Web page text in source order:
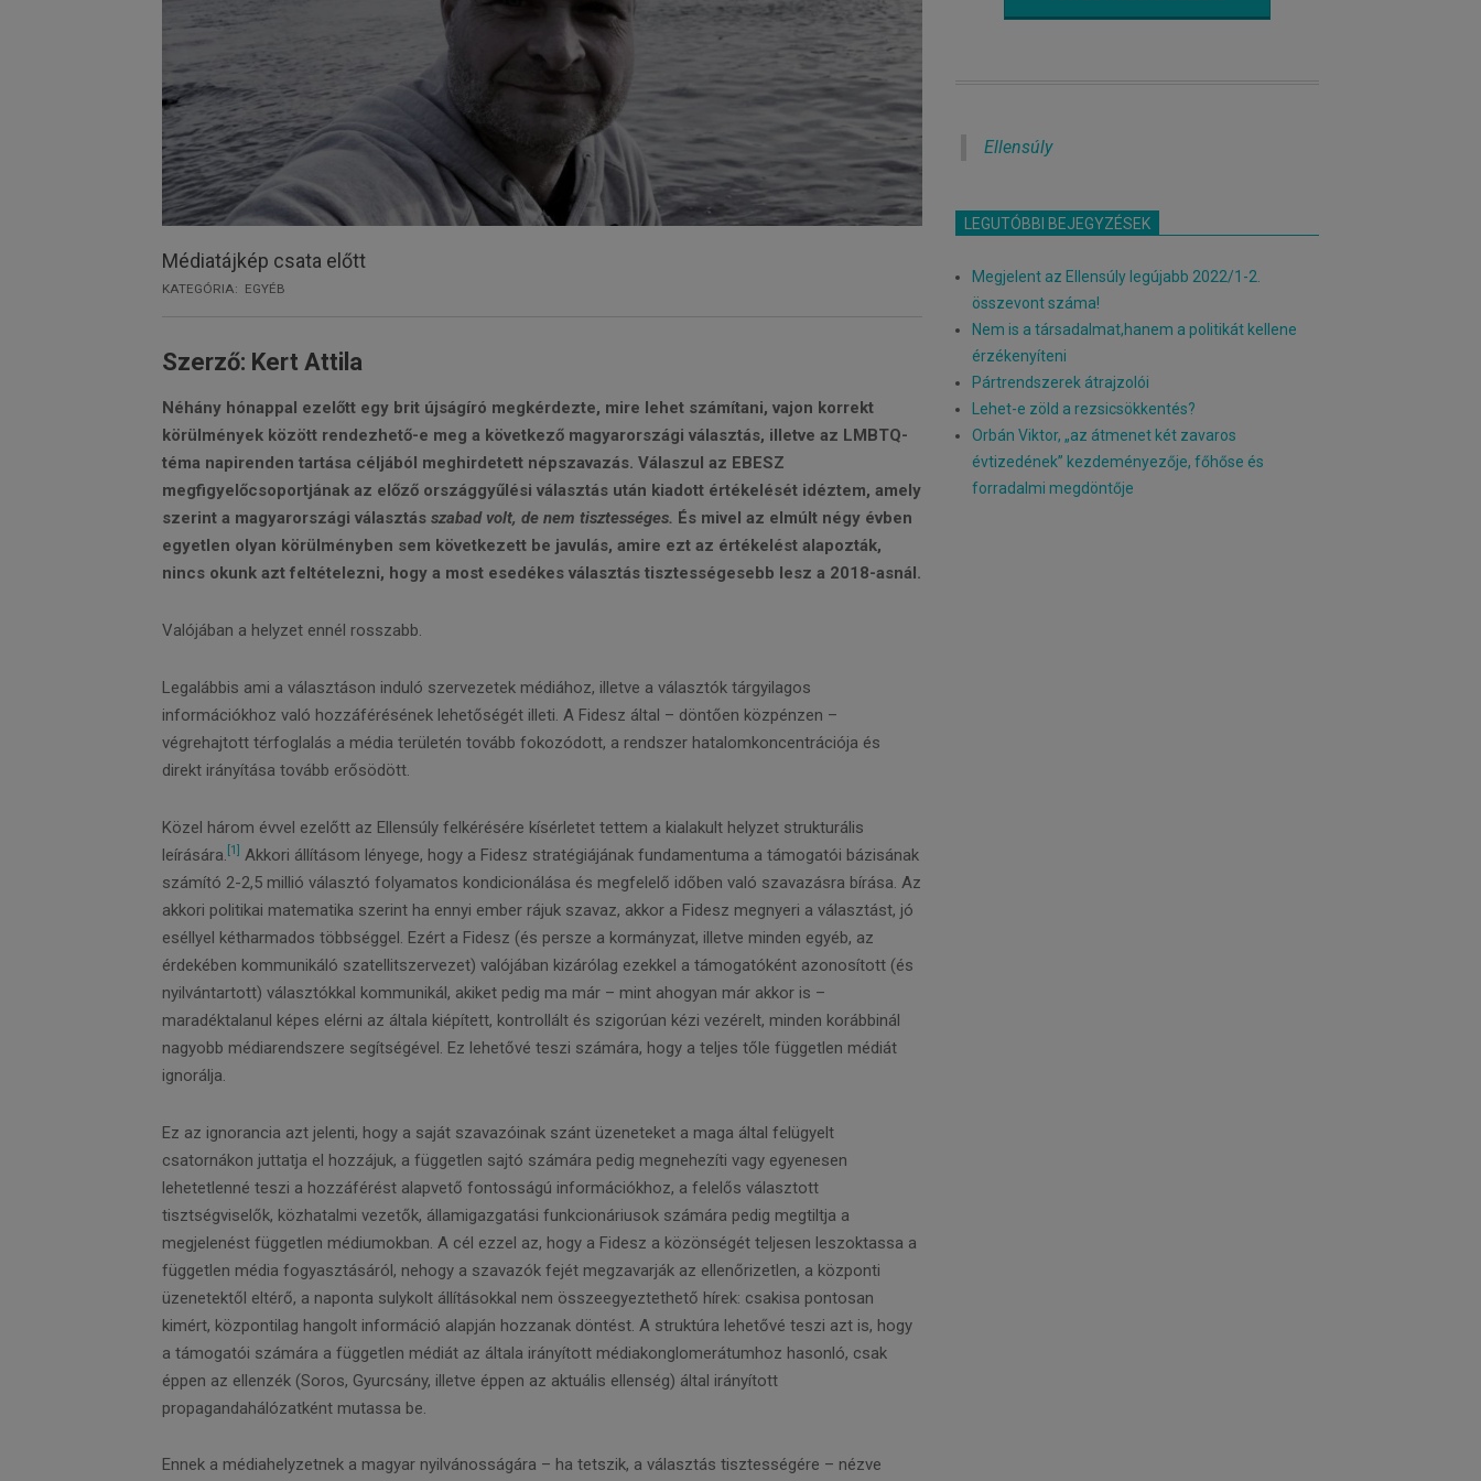
Médiatájkép csata előtt
KATEGÓRIA: EGYÉB
Szerző: Kert Attila
Néhány hónappal ezelőtt egy brit újságíró megkérdezte, mire lehet számítani, vajon korrekt
körülmények között rendezhető-e meg a következő magyarországi választás, illetve az LMBTQ-
téma napirenden tartása céljából meghirdetett népszavazás. Válaszul az EBESZ
megfigyelőcsoportjának az előző országgyűlési választás után kiadott értékelését idéztem, amely
szerint a magyarországi választás szabad volt, de nem tisztességes. És mivel az elmúlt négy évben
egyetlen olyan körülményben sem következett be javulás, amire ezt az értékelést alapozták,
nincs okunk azt feltételezni, hogy a most esedékes választás tisztességesebb lesz a 2018-asnál.
Valójában a helyzet ennél rosszabb.
Legalábbis ami a választáson induló szervezetek médiához, illetve a választók tárgyilagos
információkhoz való hozzáférésének lehetőségét illeti. A Fidesz által – döntően közpénzen –
végrehajtott térfoglalás a média területén tovább fokozódott, a rendszer hatalomkoncentrációja és
direkt irányítása tovább erősödött.
Közel három évvel ezelőtt az Ellensúly felkérésére kísérletet tettem a kialakult helyzet strukturális
leírására. [1]
Akkori állításom lényege, hogy a Fidesz stratégiájának fundamentuma a támogatói bázisának
számító 2-2,5 millió választó folyamatos kondicionálása és megfelelő időben való szavazásra bírása. Az
akkori politikai matematika szerint ha ennyi ember rájuk szavaz, akkor a Fidesz megnyeri a választást, jó
eséllyel kétharmados többséggel. Ezért a Fidesz (és persze a kormányzat, illetve minden egyéb, az
érdekében kommunikáló szatellitszervezet) valójában kizárólag ezekkel a támogatóként azonosított (és
nyilvántartott) választókkal kommunikál, akiket pedig ma már – mint ahogyan már akkor is –
maradéktalanul képes elérni az általa kiépített, kontrollált és szigorúan kézi vezérelt, minden korábbinál
nagyobb médiarendszere segítségével. Ez lehetővé teszi számára, hogy a teljes tőle független médiát
ignorálja.
Ez az ignorancia azt jelenti, hogy a saját szavazóinak szánt üzeneteket a maga által felügyelt
csatornákon juttatja el hozzájuk, a független sajtó számára pedig megnehezíti vagy egyenesen
lehetetlenné teszi a hozzáférést alapvető fontosságú információkhoz, a felelős választott
tisztségviselők, közhatalmi vezetők, államigazgatási funkcionáriusok számára pedig megtiltja a
megjelenést független médiumokban. A cél ezzel az, hogy a Fidesz a közönségét teljesen leszoktassa a
független média fogyasztásáról, nehogy a szavazók fejét megzavarják az ellenőrizetlen, a központi
üzenetektől eltérő, a naponta sulykolt állításokkal nem összeegyeztethető hírek: csakisa pontosan
kimért, központilag hangolt információ alapján hozzanak döntést. A struktúra lehetővé teszi azt is, hogy
a támogatói számára a független médiát az általa irányított médiakonglomerátumhoz hasonló, csak
éppen az ellenzék (Soros, Gyurcsány, illetve éppen az aktuális ellenség) által irányított
propagandahálózatként mutassa be.
Ennek a médiahelyzetnek a magyar nyilvánosságára – ha tetszik, a választás tisztességére – nézve
Ellensúly
LEGUTÓBBI BEJEGYZÉSEK
Megjelent az Ellensúly legújabb 2022/1-2.
összevont száma!
Nem is a társadalmat,hanem a politikát kellene
érzékenyíteni
Pártrendszerek átrajzolói
Lehet-e zöld a rezsicsökkentés?
Orbán Viktor, „az átmenet két zavaros
évtizedének” kezdeményezője, főhőse és
forradalmi megdöntője